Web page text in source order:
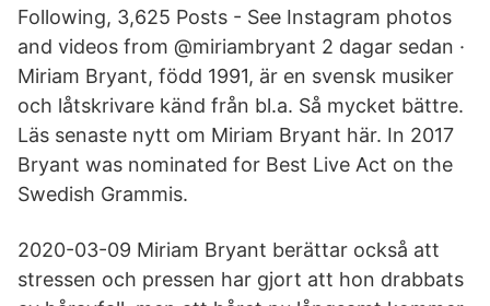
Following, 3,625 Posts - See Instagram photos
and videos from @miriambryant 2 dagar sedan ·
Miriam Bryant, född 1991, är en svensk musiker
och låtskrivare känd från bl.a. Så mycket bättre.
Läs senaste nytt om Miriam Bryant här. In 2017
Bryant was nominated for Best Live Act on the
Swedish Grammis.
2020-03-09 Miriam Bryant berättar också att
stressen och pressen har gjort att hon drabbats